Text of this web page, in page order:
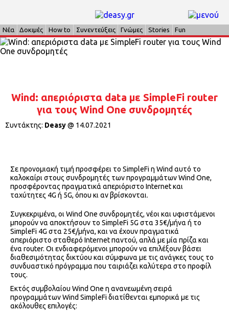
Νέα Δοκιμές How to Συνεντεύξεις Γνώμες Stories Fun
Wind: απεριόριστα data με SimpleFi router
για τους Wind One συνδρομητές
Συντάκτης: Deasy@ 14.07.2021
Σε προνομιακή τιμή προσφέρει το SimpleFi η Wind αυτό το
καλοκαίρι στους συνδρομητές των προγραμμάτων Wind One,
προσφέροντας πραγματικά απεριόριστο Internet και
ταχύτητες 4G ή 5G, όπου κι αν βρίσκονται.
Συγκεκριμένα, οι Wind One συνδρομητές, νέοι και υφιστάμενοι
μπορούν να αποκτήσουν το SimpleFi 5G στα 35€/μήνα ή το
SimpleFi 4G στα 25€/μήνα, και να έχουν πραγματικά
απεριόριστο σταθερό Internet παντού, απλά με μία πρίζα και
ένα router. Οι ενδιαφερόμενοι μπορούν να επιλέξουν βάσει
διαθεσιμότητας δικτύου και σύμφωνα με τις ανάγκες τους το
συνδυαστικό πρόγραμμα που ταιριάζει καλύτερα στο προφίλ
τους.
Εκτός συμβολαίου Wind One η ανανεωμένη σειρά
προγραμμάτων Wind SimpleFi διατίθενται εμπορικά με τις
ακόλουθες επιλογές: